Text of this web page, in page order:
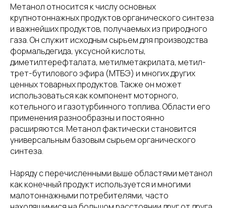
Метанол относится к числу основных
крупнотоннажных продуктов органического синтеза
и важнейших продуктов, получаемых из природного
газа. Он служит исходным сырьем для производства
формальдегида, уксусной кислоты,
диметилтерефталата, метилметакрилата, метил-
трет-бутилового эфира (МТБЭ) и многих других
ценных товарных продуктов. Также он может
использоваться как компонент моторного,
котельного и газотурбинного топлива. Области его
применения разнообразны и постоянно
расширяются. Метанол фактически становится
универсальным базовым сырьем органического
синтеза.
Наряду с перечисленными выше областями метанол
как конечный продукт используется и многими
малотоннажными потребителями, часто